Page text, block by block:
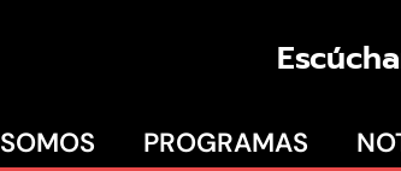
SOMOS PROGRAMAS